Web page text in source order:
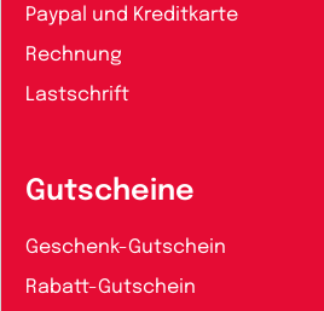
Paypal und Kreditkarte
Rechnung
Lastschrift
Gutscheine
Geschenk-Gutschein
Rabatt-Gutschein